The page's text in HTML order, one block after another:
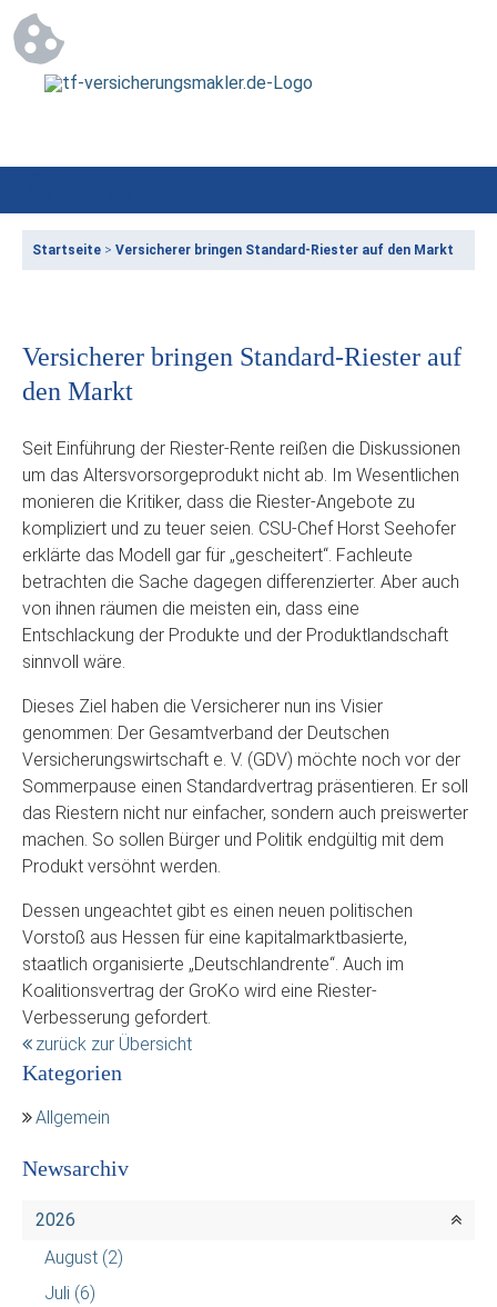
Startseite > Versicherer bringen Standard-Riester auf den Markt
Versicherer bringen Standard-Riester auf
den Markt
Seit Einführung der Riester-Rente reißen die Diskussionen
um das Altersvorsorgeprodukt nicht ab. Im Wesentlichen
monieren die Kritiker, dass die Riester-Angebote zu
kompliziert und zu teuer seien. CSU-Chef Horst Seehofer
erklärte das Modell gar für „gescheitert“. Fachleute
betrachten die Sache dagegen differenzierter. Aber auch
von ihnen räumen die meisten ein, dass eine
Entschlackung der Produkte und der Produktlandschaft
sinnvoll wäre.
Dieses Ziel haben die Versicherer nun ins Visier
genommen: Der Gesamtverband der Deutschen
Versicherungswirtschaft e. V. (GDV) möchte noch vor der
Sommerpause einen Standardvertrag präsentieren. Er soll
das Riestern nicht nur einfacher, sondern auch preiswerter
machen. So sollen Bürger und Politik endgültig mit dem
Produkt versöhnt werden.
Dessen ungeachtet gibt es einen neuen politischen
Vorstoß aus Hessen für eine kapitalmarktbasierte,
staatlich organisierte „Deutschlandrente“. Auch im
Koalitionsvertrag der GroKo wird eine Riester-
Verbesserung gefordert.
zurück zur Übersicht
Kategorien
Allgemein
Newsarchiv
2026
August (2)
Juli (6)